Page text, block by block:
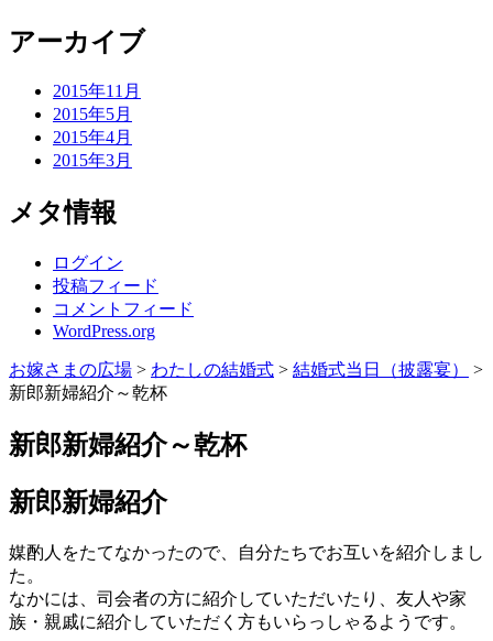
アーカイブ
2015年11月
2015年5月
2015年4月
2015年3月
メタ情報
ログイン
投稿フィード
コメントフィード
WordPress.org
お嫁さまの広場 > わたしの結婚式 > 結婚式当日（披露宴）
>
新郎新婦紹介～乾杯
新郎新婦紹介～乾杯
新郎新婦紹介
媒酌人をたてなかったので、自分たちでお互いを紹介しまし
た。
なかには、司会者の方に紹介していただいたり、友人や家
族・親戚に紹介していただく方もいらっしゃるようです。